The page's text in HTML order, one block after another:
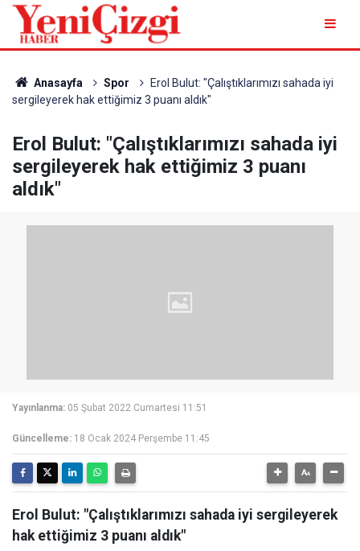
Anasayfa Spor
Erol Bulut: "Çalıştıklarımızı sahada iyi
sergileyerek hak ettiğimiz 3 puanı aldık"
Erol Bulut: "Çalıştıklarımızı sahada iyi
sergileyerek hak ettiğimiz 3 puanı
aldık"
Yayınlanma: 05 Şubat 2022 Cumartesi 11:51
Güncelleme: 18 Ocak 2024 Perşembe 11:45
Erol Bulut: "Çalıştıklarımızı sahada iyi sergileyerek
hak ettiğimiz 3 puanı aldık"